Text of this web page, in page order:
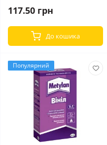
117.50 грн
До кошика
Популярний